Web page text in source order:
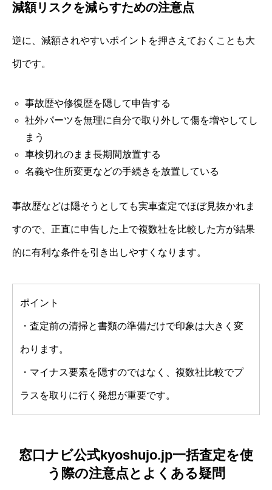
減額リスクを減らすための注意点
逆に、減額されやすいポイントを押さえておくことも大
切です。
事故歴や修復歴を隠して申告する
社外パーツを無理に自分で取り外して傷を増やしてし
まう
車検切れのまま長期間放置する
名義や住所変更などの手続きを放置している
事故歴などは隠そうとしても実車査定でほぼ見抜かれま
すので、正直に申告した上で複数社を比較した方が結果
的に有利な条件を引き出しやすくなります。
ポイント
・査定前の清掃と書類の準備だけで印象は大きく変
わります。
・マイナス要素を隠すのではなく、複数社比較でプ
ラスを取りに行く発想が重要です。
窓口ナビ公式kyoshujo.jp一括査定を使
う際の注意点とよくある疑問